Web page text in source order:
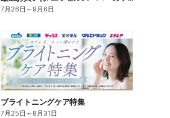
7月26日 ～9月6日
ブライトニングケア特集
7月25日 ～8月31日